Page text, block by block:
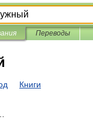
Переводы
Книги